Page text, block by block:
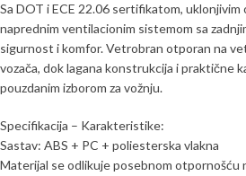
Sa DOT i ECE 22.06 sertifikatom, uklonjivim
naprednim ventilacionim sistemom sa
sigurnost i komfor. Vetrobran otporan na
vozača, dok lagana konstrukcija i praktične
pouzdanim izborom za vožnju.
Specifikacija – Karakteristike:
Sastav: ABS + PC + poliesterska vlakna
Materijal se odlikuje posebnom otpornošću